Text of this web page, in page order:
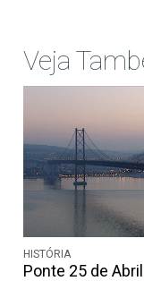
Veja
HISTÓRIA
Ponte 25 de Abril